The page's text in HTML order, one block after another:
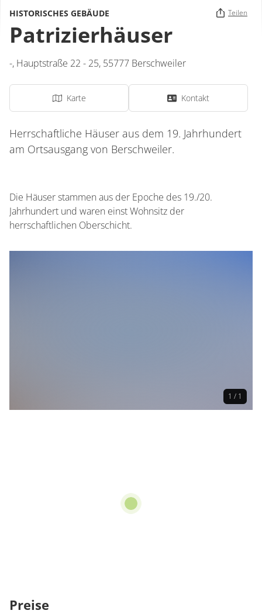
HISTORISCHES GEBÄUDE Teilen
Patrizierhäuser
-, Hauptstraße 22 - 25, 55777 Berschweiler
Karte Kontakt
Herrschaftliche Häuser aus dem 19. Jahrhundert
am Ortsausgang von Berschweiler.
Die Häuser stammen aus der Epoche des 19./20.
Jahrhundert und waren einst Wohnsitz der
herrschaftlichen Oberschicht.
1 / 1
Preise